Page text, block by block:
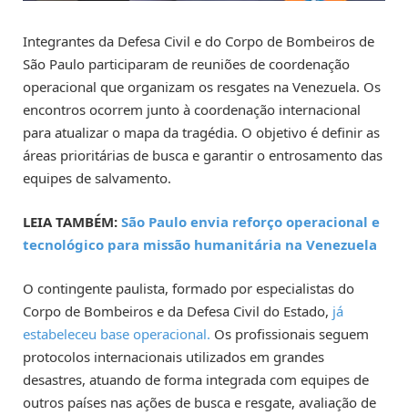
Integrantes da Defesa Civil e do Corpo de Bombeiros de
São Paulo participaram de reuniões de coordenação
operacional que organizam os resgates na Venezuela. Os
encontros ocorrem junto à coordenação internacional
para atualizar o mapa da tragédia. O objetivo é definir as
áreas prioritárias de busca e garantir o entrosamento das
equipes de salvamento.
LEIA TAMBÉM: São Paulo envia reforço operacional e
tecnológico para missão humanitária na Venezuela
O contingente paulista, formado por especialistas do
Corpo de Bombeiros e da Defesa Civil do Estado, já
estabeleceu base operacional. Os profissionais seguem
protocolos internacionais utilizados em grandes
desastres, atuando de forma integrada com equipes de
outros países nas ações de busca e resgate, avaliação de